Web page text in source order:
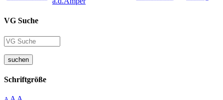
VG Suche
suchen
Schriftgröße